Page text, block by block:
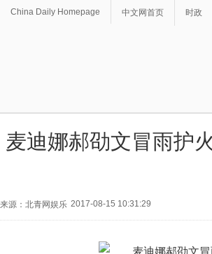
China Daily Homepage 中文网首页 时政
麦迪娜郝劭文冒雨护
来源：北青网娱乐 2017-08-15 10:31:29